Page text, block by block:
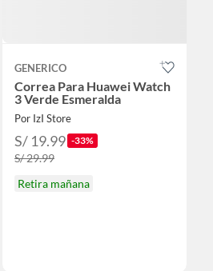
GENERICO
Correa Para Huawei Watch
3 Verde Esmeralda
Por IzI Store
S/ 19.99 -33%
S/ 29.99
Retira mañana